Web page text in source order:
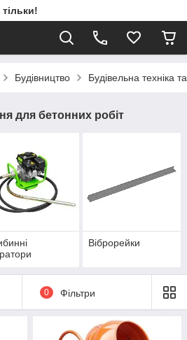
Будівництво Будівельна техніка
для бетонних робіт
Віброрейки
0 Фільтри